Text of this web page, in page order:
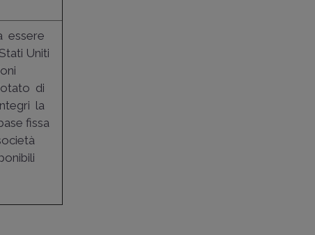
essere
Uniti
di
la
fissa